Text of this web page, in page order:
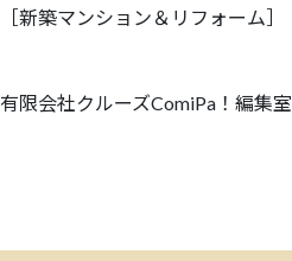
［新築マンション＆リフォーム］
有限会社クルーズComiPa！編集室